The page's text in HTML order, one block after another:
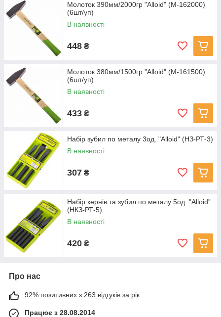
Молоток 390мм/2000гр "Alloid" (М-162000)
(6шт/уп)
В наявності
448 ₴
Молоток 380мм/1500гр "Alloid" (М-161500)
(6шт/уп)
В наявності
433 ₴
Набір зубил по металу 3од. "Alloid" (НЗ-РТ-3)
В наявності
307 ₴
Набір кернів та зубил по металу 5од. "Alloid"
(НКЗ-РТ-5)
В наявності
420 ₴
Про нас
92% позитивних з 263 відгуків за рік
Працює з 28.08.2014